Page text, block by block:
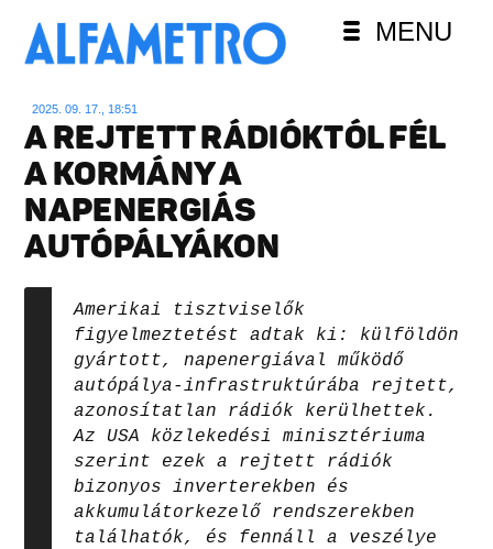
MENU
2025. 09. 17., 18:51
A REJTETT RÁDIÓKTÓL FÉL
A KORMÁNY A
NAPENERGIÁS
AUTÓPÁLYÁKON
Amerikai tisztviselők
figyelmeztetést adtak ki: külföldön
gyártott, napenergiával működő
autópálya-infrastruktúrába rejtett,
azonosítatlan rádiók kerülhettek.
Az USA közlekedési minisztériuma
szerint ezek a rejtett rádiók
bizonyos inverterekben és
akkumulátorkezelő rendszerekben
találhatók, és fennáll a veszélye